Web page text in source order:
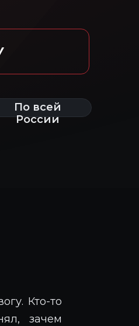
Кто-то
зачем